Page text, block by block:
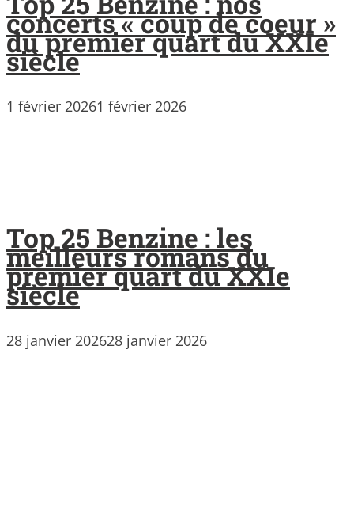
concerts « coup de coeur »
du premier quart du XXIe
siècle
1 février 20261 février 2026
Top 25 Benzine : les
meilleurs romans du
premier quart du XXIe
siècle
28 janvier 202628 janvier 2026